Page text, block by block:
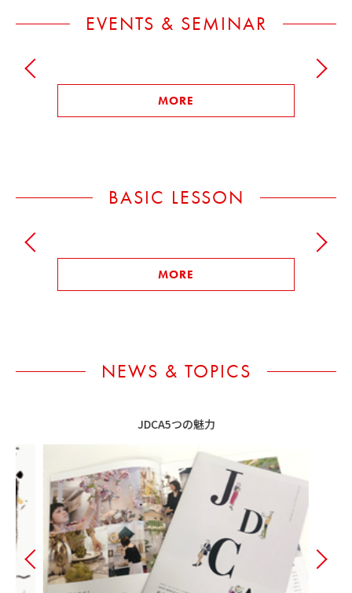
EVENTS & SEMINAR
MORE
BASIC LESSON
MORE
NEWS & TOPICS
JDCA5つの魅力